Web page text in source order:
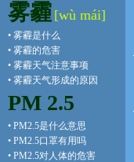
雾霾 [wù mái]
• 雾霾是什么
• 雾霾的危害
• 雾霾天气注意事项
• 雾霾天气形成的原因
PM 2.5
• PM2.5是什么意思
• PM2.5口罩有用吗
• PM2.5对人体的危害